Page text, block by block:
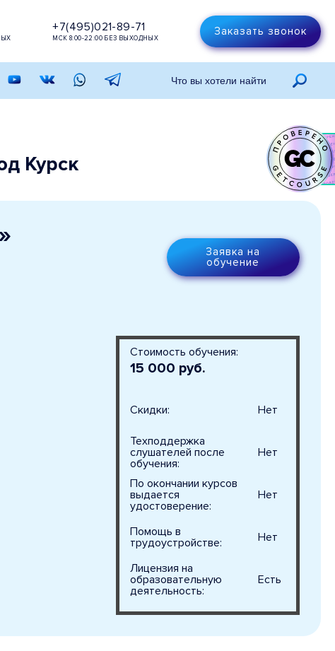
+7(495)021-89-71
МСК 8:00-22:00 БЕЗ ВЫХОДНЫХ
Заказать звонок
Курск
Заявка на
обучение
Стоимость обучения:
15 000 руб.
Скидки: Нет
Техподдержка
слушателей после
обучения:
Нет
По окончании курсов
выдается
удостоверение:
Нет
Помощь в
трудоустройстве:
Нет
Лицензия на
образовательную
деятельность:
Есть